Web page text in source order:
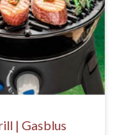
| Gasblus